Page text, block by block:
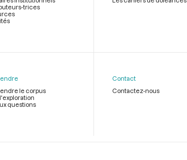
trices
le corpus
questions
Contact
Contactez-nous